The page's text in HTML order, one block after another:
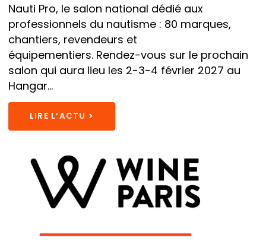
Nauti Pro, le salon national dédié aux
professionnels du nautisme : 80 marques,
chantiers, revendeurs et
équipementiers. Rendez-vous sur le prochain
salon qui aura lieu les 2-3-4 février 2027 au
Hangar...
LIRE L’ACTU >